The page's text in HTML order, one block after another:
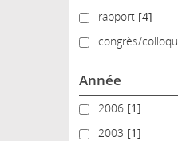
rapportrapport [4]
congrès/colloque
congrès/
Année
20062006 [1]
20032003 [1]